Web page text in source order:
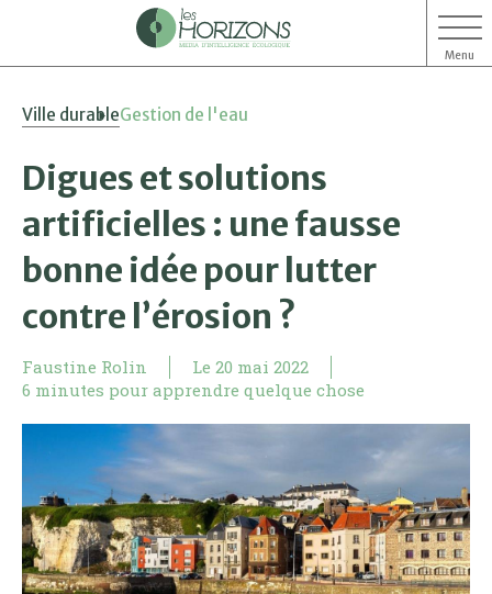
Menu
Ville durableGestion de l'eau
Digues et solutions
artificielles : une fausse
bonne idée pour lutter
contre l’érosion ?
Faustine Rolin Le 20 mai 2022
6 minutes pour apprendre quelque chose